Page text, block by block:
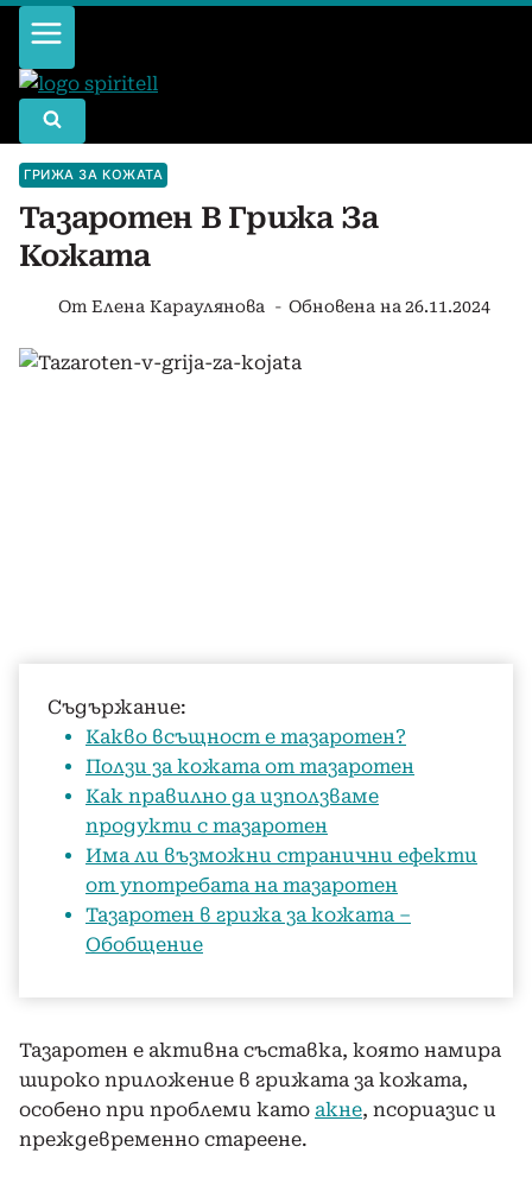
Към
съдържанието
ГРИЖА ЗА КОЖАТА
Тазаротен В Грижа За
Кожата
От Елена Караулянова Обновена на 26.11.2024
Съдържание:
Какво всъщност е тазаротен?
Ползи за кожата от тазаротен
Как правилно да използваме
продукти с тазаротен
Има ли възможни странични ефекти
от употребата на тазаротен
Тазаротен в грижа за кожата –
Обобщение
Тазаротен е активна съставка, която намира
широко приложение в грижата за кожата,
особено при проблеми като акне, псориазис и
преждевременно стареене.